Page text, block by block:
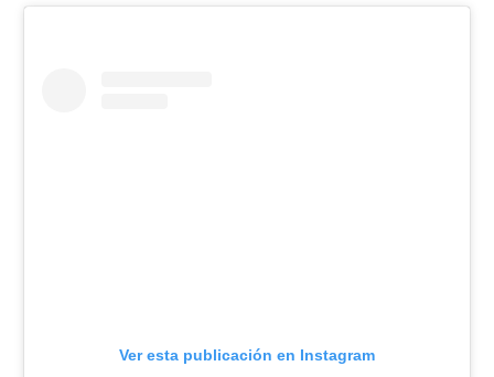
Ver esta publicación en Instagram